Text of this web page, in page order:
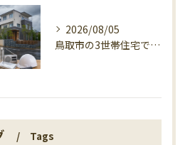
2026/08/05
鳥取市の3世帯住宅で考える警戒レベル4避難指示
Tags